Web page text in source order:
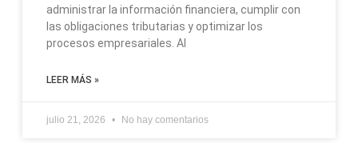
administrar la información financiera, cumplir con
las obligaciones tributarias y optimizar los
procesos empresariales. Al
LEER MÁS »
julio 21, 2026 No hay comentarios